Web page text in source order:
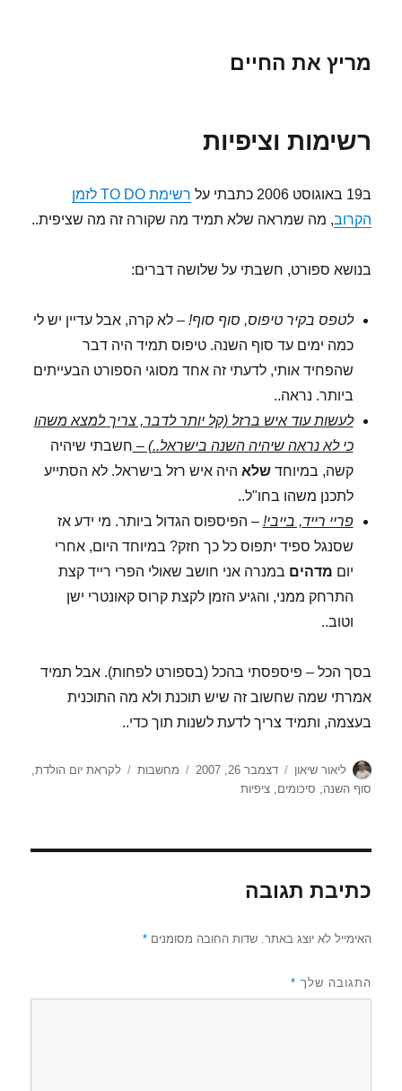
מריץ את החיים
רשימות וציפיות
ב19 באוגוסט 2006 כתבתי על
רשימת TO DO לזמן
הקרוב, מה שמראה שלא תמיד מה שקורה זה מה שציפית..
בנושא ספורט, חשבתי על שלושה דברים:
לטפס בקיר טיפוס, סוף סוף! – לא קרה, אבל עדיין יש לי
כמה ימים עד סוף השנה. טיפוס תמיד היה דבר
שהפחיד אותי, לדעתי זה אחד מסוגי הספורט הבעייתים
ביותר. נראה..
לעשות עוד איש ברזל (קל יותר לדבר, צריך למצא משהו
כי לא נראה שיהיה השנה בישראל..) – חשבתי שיהיה
קשה, במיוחדשלא היה איש רזל בישראל. לא הסתייע
לתכנן משהו בחו"ל..
פריי רייד, בייבי! – הפיספוס הגדול ביותר. מי ידע אז
שסנגל ספיד יתפוס כל כך חזק? במיוחד היום, אחרי
יום מדהים במנרה אני חושב שאולי הפרי רייד קצת
התרחק ממני, והגיע הזמן לקצת קרוס קאונטרי ישן
וטוב..
בסך הכל – פיספסתי בהכל (בספורט לפחות). אבל תמיד
אמרתי שמה שחשוב זה שיש תוכנת ולא מה התוכנית
בעצמה, ותמיד צריך לדעת לשנות תוך כדי..
מחבר
ליאור שיאון
פורסם
בתאריך
דצמבר 26, 2007 קטגוריות
מחשבות תגיות
לקראת יום הולדת,
סוף השנה, סיכומים,ציפיות
כתיבת תגובה
האימייל לא יוצג באתר. שדות החובה מסומנים*
התגובה שלך *